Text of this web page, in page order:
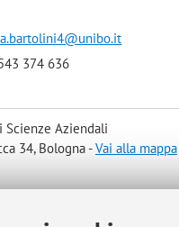
374 636
Aziendali
34, Bologna -Vai alla mappa